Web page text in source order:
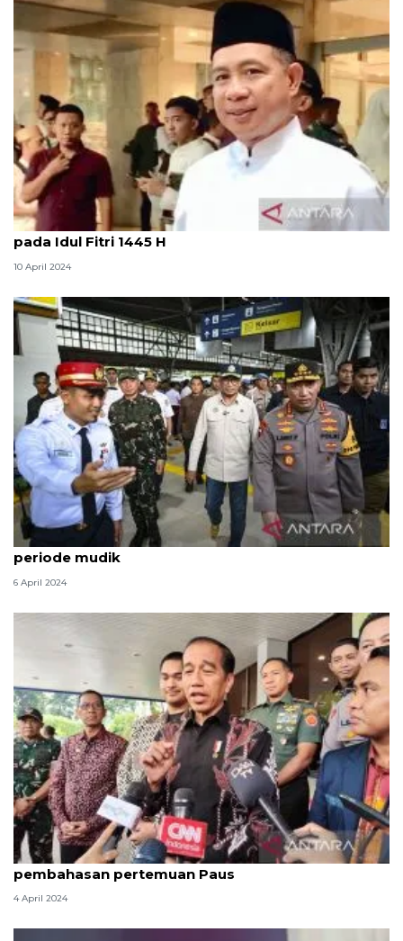
Panglima TNI doakan prajurit sedang bertugas
pada Idul Fitri 1445 H
10 April 2024
Menhub minta KAI antisipasi dampak cuaca selama
periode mudik
6 April 2024
Kemarin, Jokowi bantah rebut PDIP hingga
pembahasan pertemuan Paus
4 April 2024